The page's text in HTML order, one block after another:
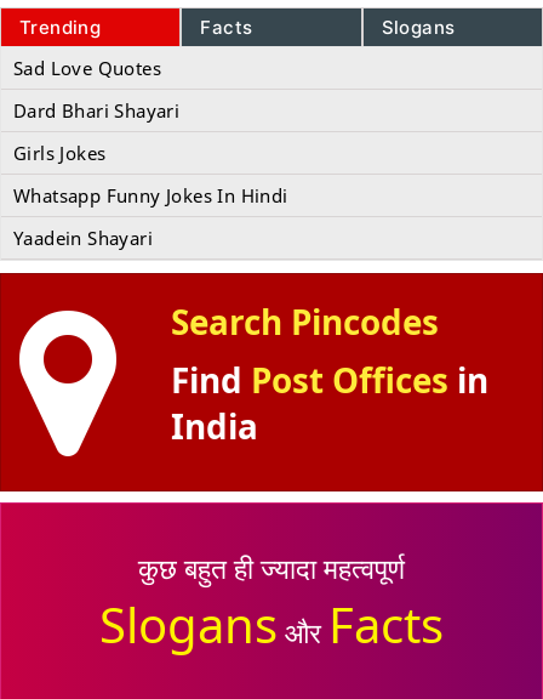
Trending Facts Slogans
Sad Love Quotes
Dard Bhari Shayari
Girls Jokes
Whatsapp Funny Jokes In Hindi
Yaadein Shayari
Search Pincodes
Find Post Offices in
India
कुछ बहुत ही ज्यादा महत्वपूर्ण
Slogans और Facts